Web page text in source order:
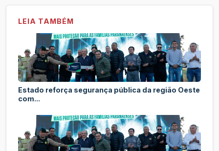
LEIA TAMBÉM
Estado reforça segurança pública da região Oeste
com...